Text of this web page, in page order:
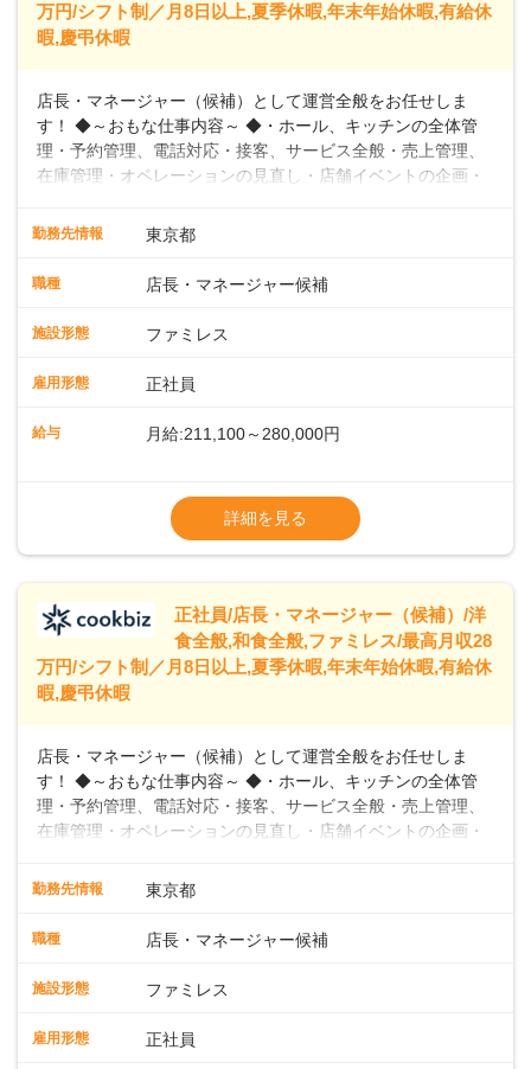
万円/シフト制／月8日以上,夏季休暇,年末年始休暇,有給休
暇,慶弔休暇
店長・マネージャー（候補）として運営全般をお任せしま
す！ ◆～おもな仕事内容～ ◆・ホール、キッチンの全体管
理・予約管理、電話対応・接客、サービス全般・売上管理、
在庫管理・オペレーションの見直し・店舗イベントの企画・
入社後はスキルに合わせた業務からお任せしますので、徐々
向上を目指すDX推進～ ◆すかいらーくのレストランでは、
スタッフの働きやすさをサポートしています。配膳ロボット
や歩行数が約40%も削減されました！また、配膳ロボットに
なDX（デジタルトランスフォーメーション）の取り組みを進
います。私たちは、多様な働き方を提供し、ライフステージ
に合わせた柔軟な勤務時間や働きやすい環境を整えていま
います。
勤務先情報 東京都
職種 店長・マネージャー候補
施設形態 ファミレス
雇用形態 正社員
給与 月給:211,100～280,000円
※残業代全額支給
※経験に応じて応相談①ナショナル社員：月
給245,800円～②エリア社員 ：月給
詳細を見る
正社員/店長・マネージャー（候補）/洋
食全般,和食全般,ファミレス/最高月収28
万円/シフト制／月8日以上,夏季休暇,年末年始休暇,有給休
暇,慶弔休暇
店長・マネージャー（候補）として運営全般をお任せしま
す！ ◆～おもな仕事内容～ ◆・ホール、キッチンの全体管
理・予約管理、電話対応・接客、サービス全般・売上管理、
在庫管理・オペレーションの見直し・店舗イベントの企画・
入社後はスキルに合わせた業務からお任せしますので、徐々
向上を目指すDX推進～ ◆すかいらーくのレストランでは、
スタッフの働きやすさをサポートしています。配膳ロボット
や歩行数が約40%も削減されました！また、配膳ロボットに
勤務先情報 東京都
職種 店長・マネージャー候補
施設形態 ファミレス
雇用形態 正社員